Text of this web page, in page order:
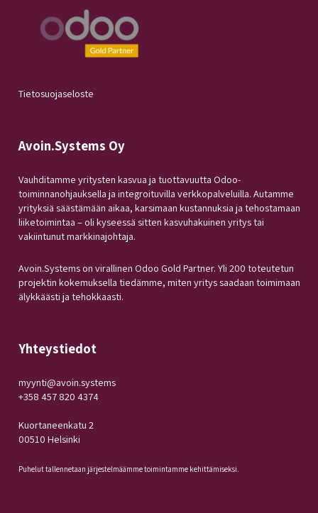
Tietosuojaseloste
Avoin.Systems Oy
Vauhditamme yritysten kasvua ja tuottavuutta Odoo-
toiminnanohjauksella ja integroituvilla verkkopalveluilla. Autamme
yrityksiä säästämään aikaa, karsimaan kustannuksia ja tehostamaan
liiketoimintaa – oli kyseessä sitten kasvuhakuinen yritys tai
vakiintunut markkinajohtaja.
Avoin.Systems on virallinen Odoo Gold Partner. Yli 200 toteutetun
projektin kokemuksella tiedämme, miten yritys saadaan toimimaan
älykkäästi ja tehokkaasti.
Yhteystiedot
myynti@avoin.systems
+358 457 820 4374
Kuortaneenkatu 2
00510 Helsinki
Puhelut tallennetaan järjestelmäämme toimintamme kehittämiseksi.